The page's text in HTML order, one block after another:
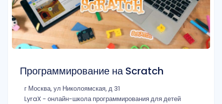
Программирование на Scratch
г Москва, ул Николоямская, д 31
LyraX - онлайн-школа программирования для детей